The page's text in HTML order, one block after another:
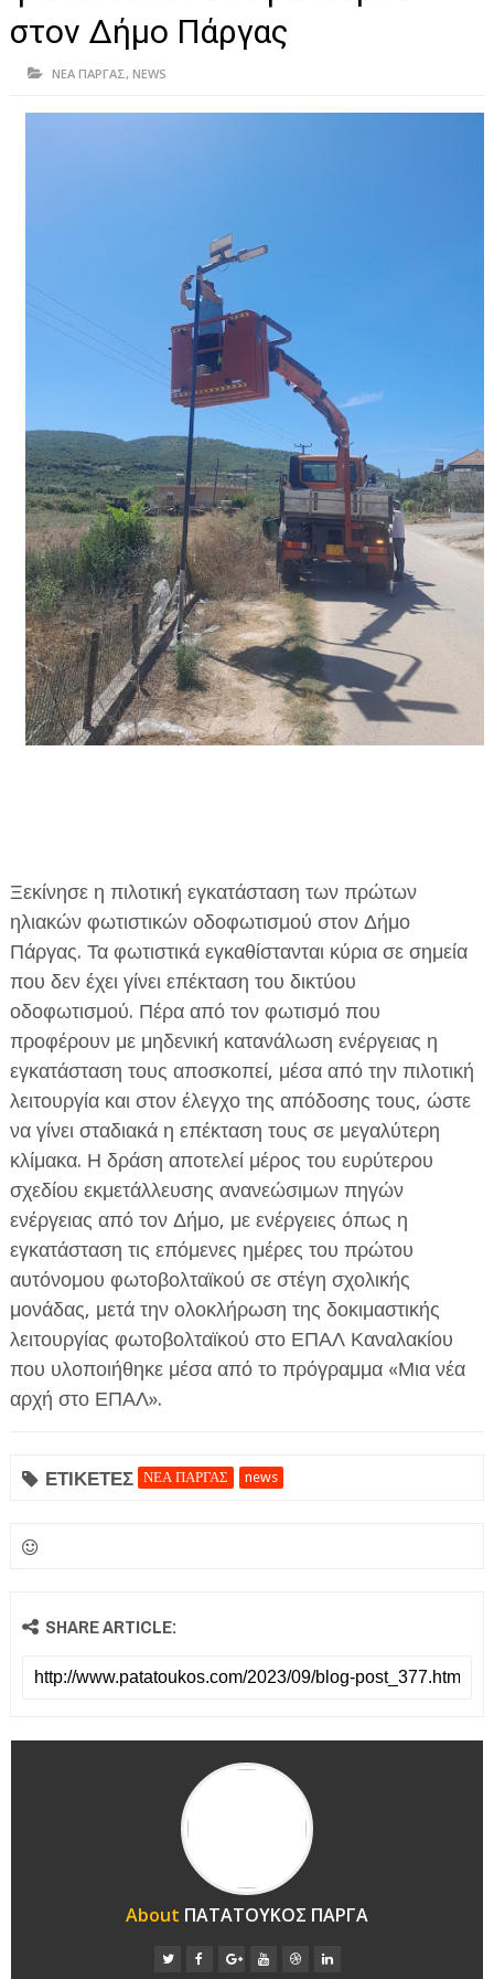
ΠΡΕΒΕΖΑ
ΥΓΕΙΑ-ΟΜΟΡΦΙΑ
ΠΟΛΙΤΙΣΜΟΣ
ΤΕΧΝΟΛΟΓΙΑ
ΔΙΕΘΝΗ
ΕΦΗΜΕΡΙΔΑ Η ΠΑΡΓΑ
ΠΛΗΡΟΦΟΡΙΕΣ
στον Δήμο Πάργας
ΝΕΑ ΠΑΡΓΑΣ, NEWS
Ξεκίνησε η πιλοτική εγκατάσταση των πρώτων
ηλιακών φωτιστικών οδοφωτισμού στον Δήμο
Πάργας. Τα φωτιστικά εγκαθίστανται κύρια σε σημεία
που δεν έχει γίνει επέκταση του δικτύου
οδοφωτισμού. Πέρα από τον φωτισμό που
προφέρουν με μηδενική κατανάλωση ενέργειας η
εγκατάσταση τους αποσκοπεί, μέσα από την πιλοτική
λειτουργία και στον έλεγχο της απόδοσης τους, ώστε
να γίνει σταδιακά η επέκταση τους σε μεγαλύτερη
κλίμακα. Η δράση αποτελεί μέρος του ευρύτερου
σχεδίου εκμετάλλευσης ανανεώσιμων πηγών
ενέργειας από τον Δήμο, με ενέργειες όπως η
εγκατάσταση τις επόμενες ημέρες του πρώτου
αυτόνομου φωτοβολταϊκού σε στέγη σχολικής
μονάδας, μετά την ολοκλήρωση της δοκιμαστικής
λειτουργίας φωτοβολταϊκού στο ΕΠΑΛ Καναλακίου
που υλοποιήθηκε μέσα από το πρόγραμμα «Μια νέα
αρχή στο ΕΠΑΛ».
ΕΤΙΚΕΤΕΣ ΝΕΑ ΠΑΡΓΑΣ news
SHARE ARTICLE:
About ΠΑΤΑΤΟΥΚΟΣ ΠΑΡΓΑ